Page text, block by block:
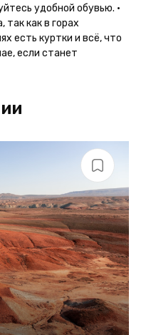
удобной обувью. •
как в горах
есть куртки и всё, что
если станет